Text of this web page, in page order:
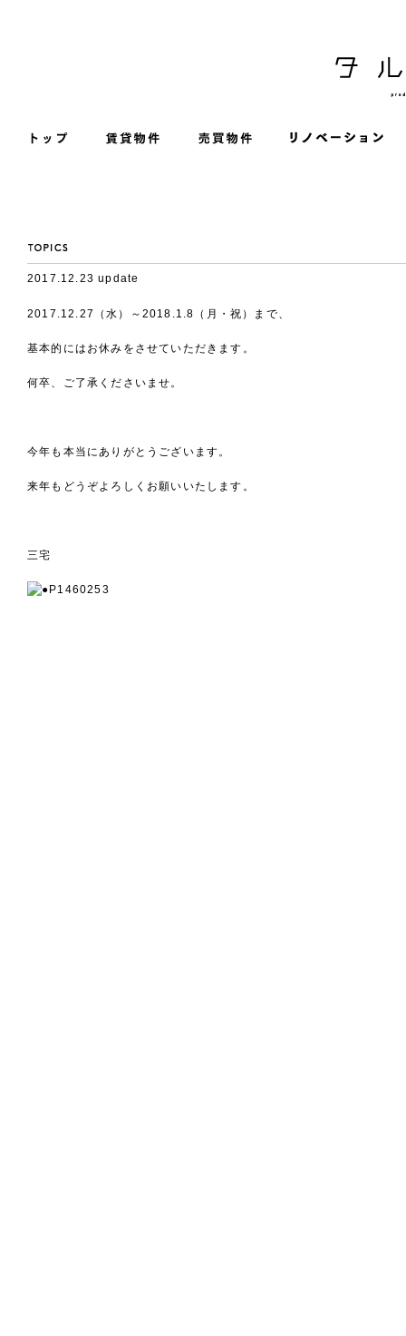
2017.12.23 update
2017.12.27（水）～2018.1.8（月・祝）まで、
基本的にはお休みをさせていただきます。
何卒、ご了承くださいませ。
今年も本当にありがとうございます。
来年もどうぞよろしくお願いいたします。
三宅